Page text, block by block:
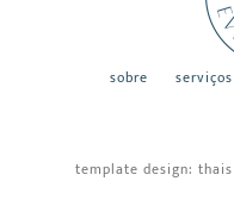
sobre serviços
template design: